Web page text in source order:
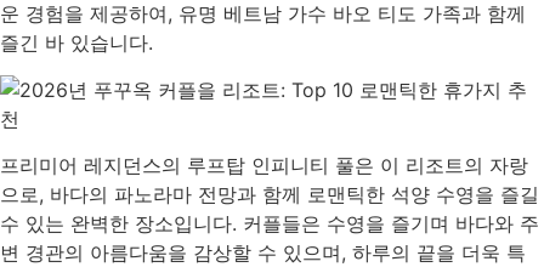
운 경험을 제공하여, 유명 베트남 가수 바오 티도 가족과 함께
즐긴 바 있습니다.
프리미어 레지던스의 루프탑 인피니티 풀은 이 리조트의 자랑
으로, 바다의 파노라마 전망과 함께 로맨틱한 석양 수영을 즐길
수 있는 완벽한 장소입니다. 커플들은 수영을 즐기며 바다와 주
변 경관의 아름다움을 감상할 수 있으며, 하루의 끝을 더욱 특